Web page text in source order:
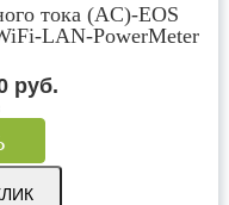
тока (AC)-EOS
LAN-PowerMeter
руб.